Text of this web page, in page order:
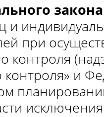
закона
и
при
контроля
и